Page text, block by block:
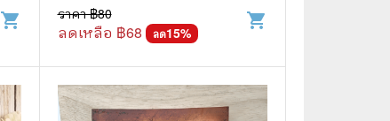
shopping_cart
ปฐมฤกษ์) หายาก!!!
ราคา ฿80
ลดเหลือ ฿68 ลด15%
shopping_cart
🏛️ Politics & Government
⚙️ Engineering & Transportation
⚖️ Law